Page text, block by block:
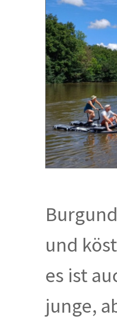
und
es ist
junge,